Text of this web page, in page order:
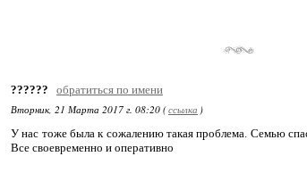
??????
обратиться по имени
Вторник, 21 Марта 2017 г. 08:20 (ссылка )
У нас тоже была к сожалению такая проблема. Семью
Все своевременно и оперативно